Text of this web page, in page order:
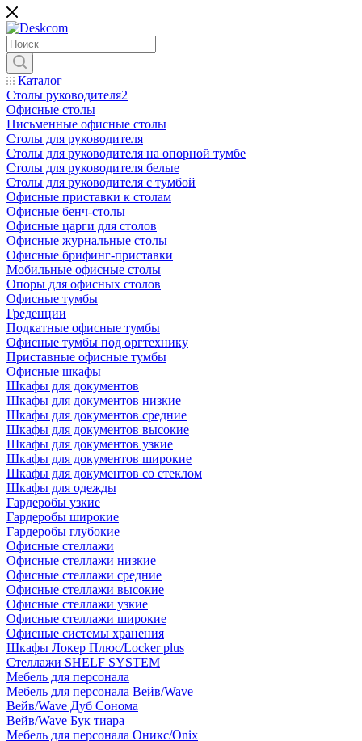
Каталог
Столы руководителя2
Офисные столы
Письменные офисные столы
Столы для руководителя
Столы для руководителя на опорной тумбе
Столы для руководителя белые
Столы для руководителя с тумбой
Офисные приставки к столам
Офисные бенч-столы
Офисные царги для столов
Офисные журнальные столы
Офисные брифинг-приставки
Мобильные офисные столы
Опоры для офисных столов
Офисные тумбы
Греденции
Подкатные офисные тумбы
Офисные тумбы под оргтехнику
Приставные офисные тумбы
Офисные шкафы
Шкафы для документов
Шкафы для документов низкие
Шкафы для документов средние
Шкафы для документов высокие
Шкафы для документов узкие
Шкафы для документов широкие
Шкафы для документов со стеклом
Шкафы для одежды
Гардеробы узкие
Гардеробы широкие
Гардеробы глубокие
Офисные стеллажи
Офисные стеллажи низкие
Офисные стеллажи средние
Офисные стеллажи высокие
Офисные стеллажи узкие
Офисные стеллажи широкие
Офисные системы хранения
Шкафы Локер Плюс/Locker plus
Стеллажи SHELF SYSTEM
Мебель для персонала
Мебель для персонала Вейв/Wave
Вейв/Wave Дуб Сонома
Вейв/Wave Бук тиара
Мебель для персонала Оникс/Onix